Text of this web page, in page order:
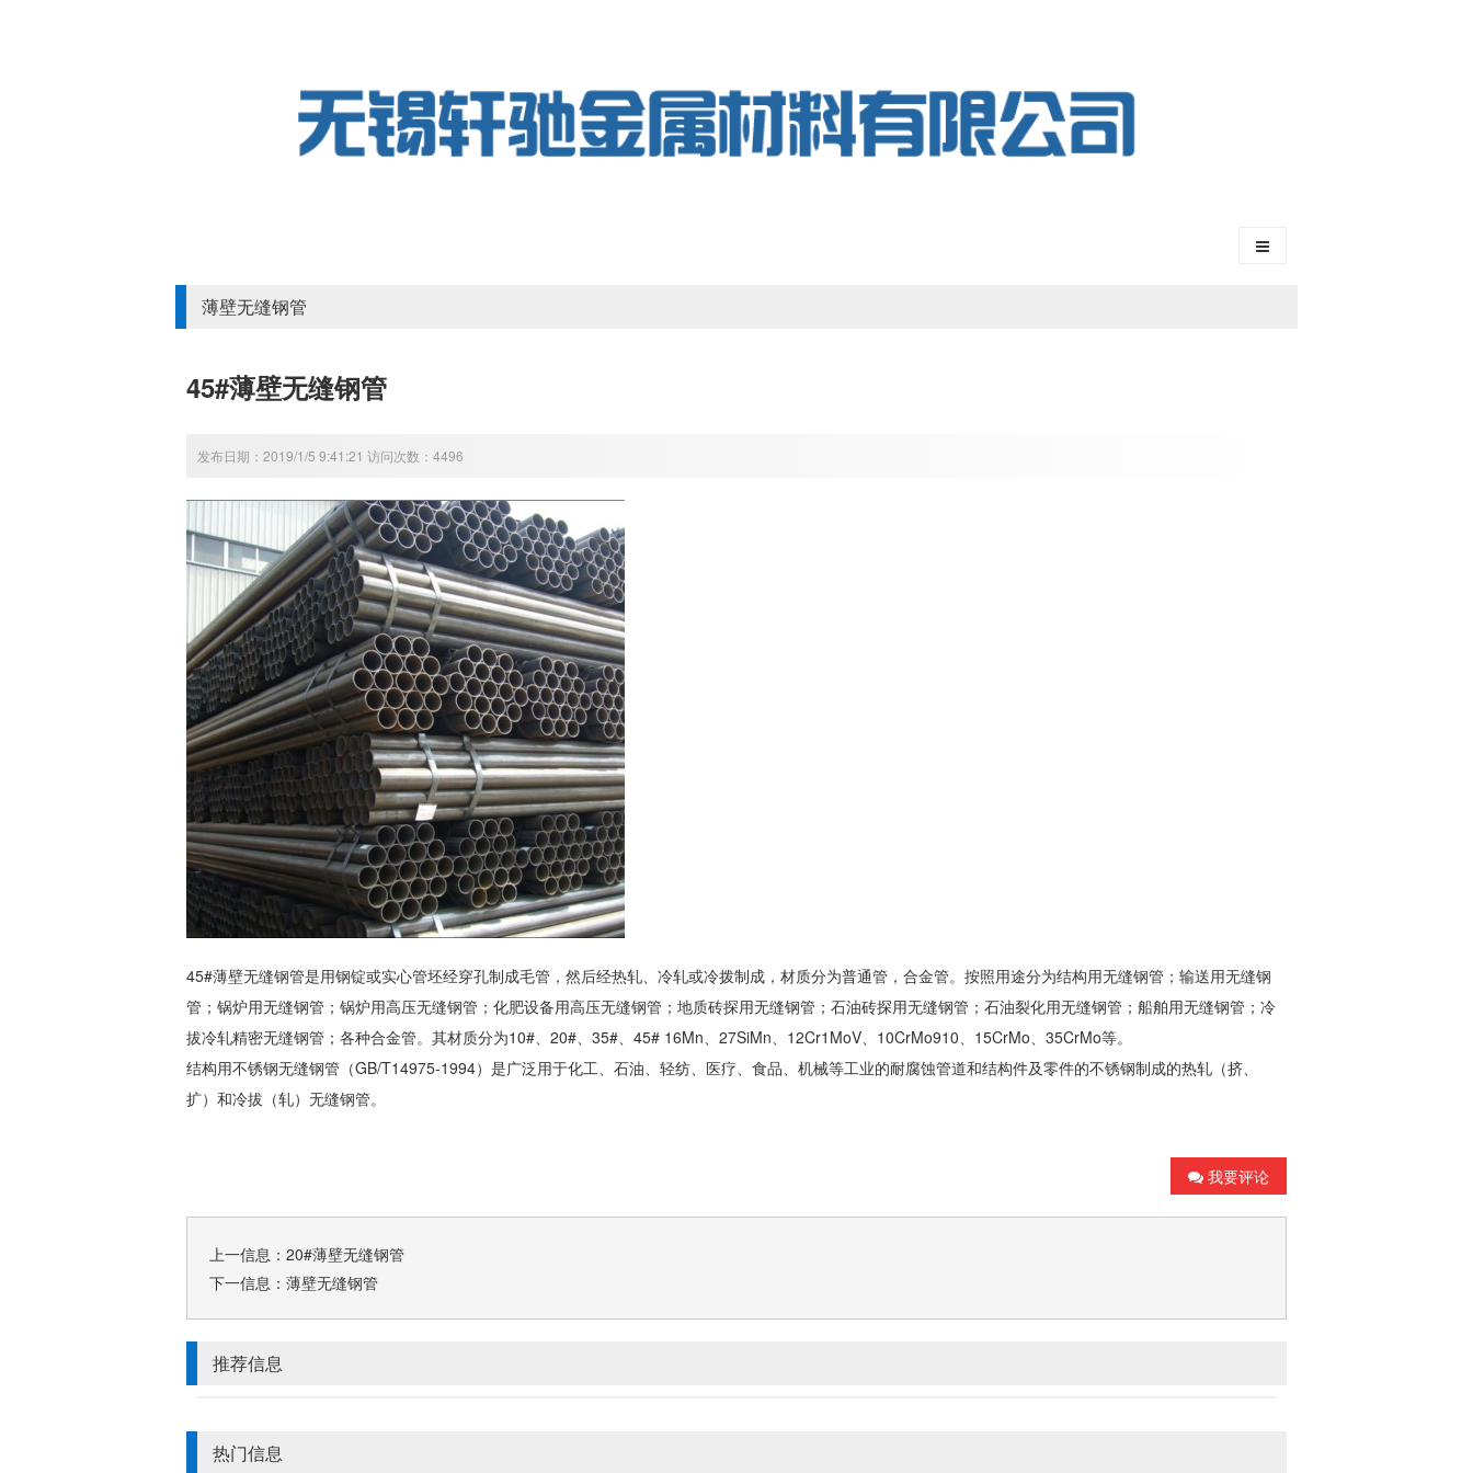
薄壁无缝钢管
45#薄壁无缝钢管
发布日期：2019/1/5 9:41:21 访问次数：4496
45#薄壁无缝钢管是用钢锭或实心管坯经穿孔制成毛管，然后经热轧、冷轧或冷拨制成，材质分为普通管，合金管。按照用途分为结构用无缝钢管 ；输送用无缝钢
管 ；锅炉用无缝钢管 ；锅炉用高压无缝钢管 ；化肥设备用高压无缝钢管 ；地质砖探用无缝钢管 ；石油砖探用无缝钢管 ；石油裂化用无缝钢管 ；船舶用无缝钢管 ；冷
拔冷轧精密无缝钢管 ；各种合金管。其材质分为10#、20#、35#、45# 16Mn、27SiMn、12Cr1MoV、10CrMo910、15CrMo、35CrMo等。
结构用不锈钢无缝钢管 （GB/T14975-1994）是广泛用于化工、石油、轻纺、医疗、食品、机械等工业的耐腐蚀管道和结构件及零件的不锈钢制成的热轧（挤、
扩）和冷拔（轧） 无缝钢管。
我要评论
上一信息： 20#薄壁无缝钢管
下一信息： 薄壁无缝钢管
推荐信息
热门信息